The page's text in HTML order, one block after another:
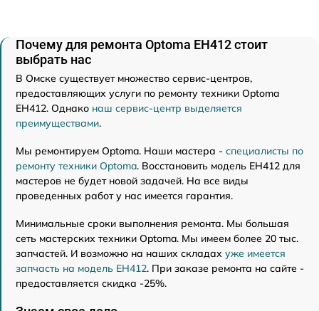
Почему для ремонта Optoma EH412 стоит
выбрать нас
В Омске существует множество сервис-центров,
предоставляющих услуги по ремонту техники Optoma
EH412. Однако наш сервис-центр выделяется
преимуществами.
Мы ремонтируем Optoma. Наши мастера - специалисты по
ремонту техники Optoma. Восстановить модель EH412 для
мастеров не будет новой задачей. На все виды
проведенных работ у нас имеется гарантия.
Минимальные сроки выполнения ремонта. Мы большая
сеть мастерских техники Optoma. Мы имеем более 20 тыс.
запчастей. И возможно на наших складах уже имеется
запчасть на модель EH412. При заказе ремонта на сайте -
предоставляется скидка -25%.